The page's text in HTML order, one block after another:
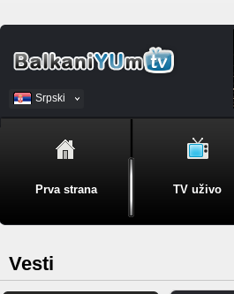
Srpski
BiH
Prva strana TV uživo
Vesti